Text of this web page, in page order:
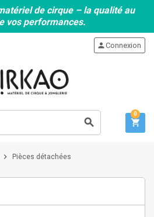
de cirque – la qualité au
vos performances.
search
personConnexion
shopping_cart
0
chevron_right Pièces détachées